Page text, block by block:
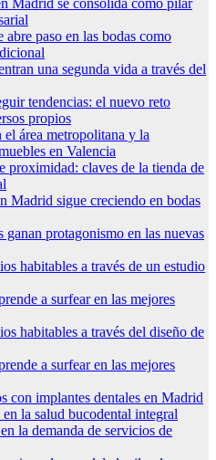
Madrid se consolida como pilar
paso en las bodas como
una segunda vida a través del
tendencias: el nuevo reto
propios
área metropolitana y la
en Valencia
proximidad: claves de la tienda de
Madrid sigue creciendo en bodas
ganan protagonismo en las nuevas
habitables a través de un estudio
a surfear en las mejores
habitables a través del diseño de
a surfear en las mejores
con implantes dentales en Madrid
la salud bucodental integral
la demanda de servicios de